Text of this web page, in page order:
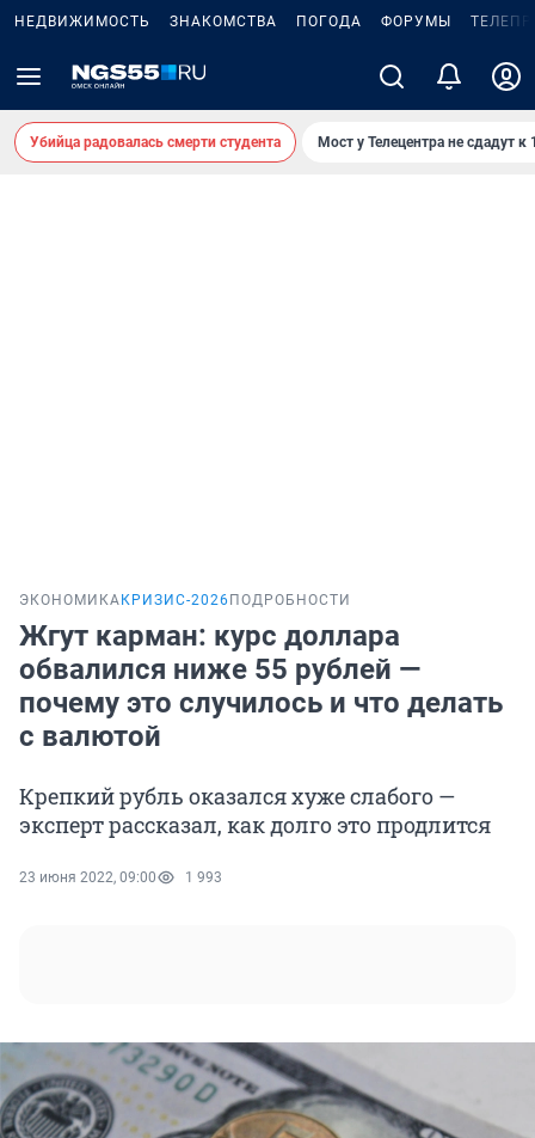
НЕДВИЖИМОСТЬ ЗНАКОМСТВА ПОГОДА ФОРУМЫ
Убийца радовалась смерти студента Мост у Телецентра не сдадут к
ЭКОНОМИКА КРИЗИС-2026 ПОДРОБНОСТИ
Жгут карман: курс доллара
обвалился ниже 55 рублей —
почему это случилось и что делать
с валютой
Крепкий рубль оказался хуже слабого —
эксперт рассказал, как долго это продлится
23 июня 2022, 09:00 1 993